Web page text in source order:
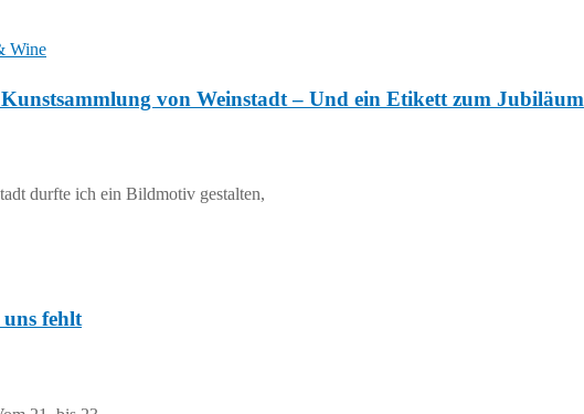
von Weinstadt – Und ein Etikett zum Jubiläum
durfte ich ein Bildmotiv gestalten,
fehlt